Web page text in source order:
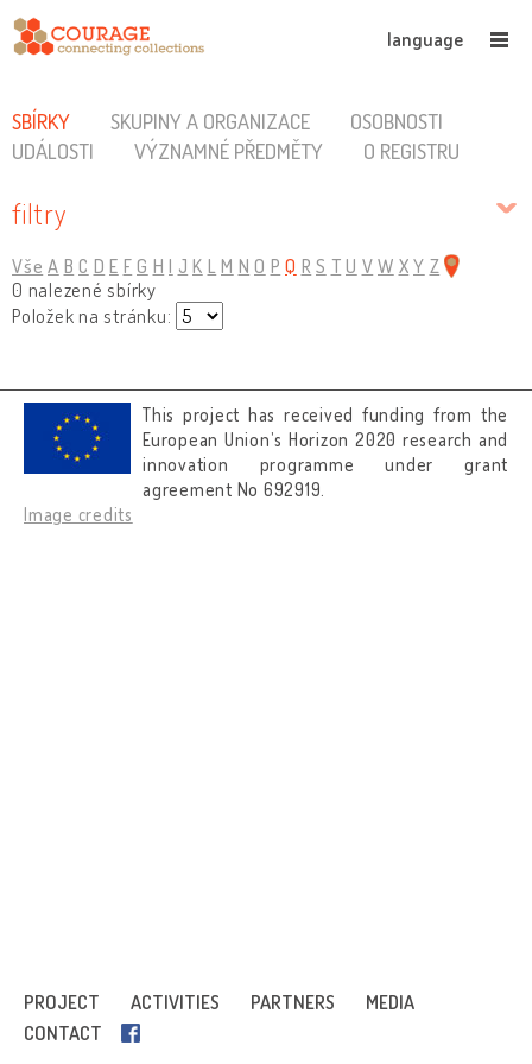
language
PROJECT ACTIVITIES PARTNERS
MEDIA
CONTACT
SBÍRKY SKUPINY A ORGANIZACE
OSOBNOSTI
UDÁLOSTI
VÝZNAMNÉ PŘEDMĚTY O REGISTRU
filtry
Vše A B C D E F G H I J K L M N O P Q R S T U V W X Y Z
0 nalezené sbírky
Položek na stránku:
This project has received funding from the
European Union’s Horizon 2020 research and
innovation programme under grant
agreement No 692919.
Image credits